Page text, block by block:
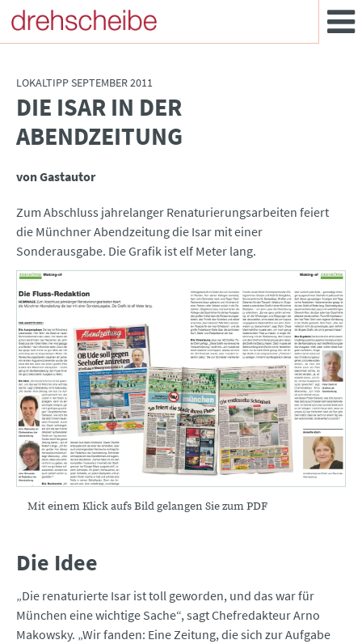
LOKALTIPP SEPTEMBER 2011
:DIE ISAR IN DER
ABENDZEITUNG
von Gastautor
Zum Abschluss jahrelanger Renaturierungsarbeiten feiert
die Münchner Abendzeitung die Isar mit einer
Sonderausgabe. Die Grafik ist elf Meter lang.
Mit einem Klick aufs Bild gelangen Sie zum PDF
Die Idee
„Die renaturierte Isar ist toll geworden, und das war für
München eine wichtige Sache“, sagt Chefredakteur Arno
Makowsky. „Wir fanden: Eine Zeitung, die sich zur Aufgabe